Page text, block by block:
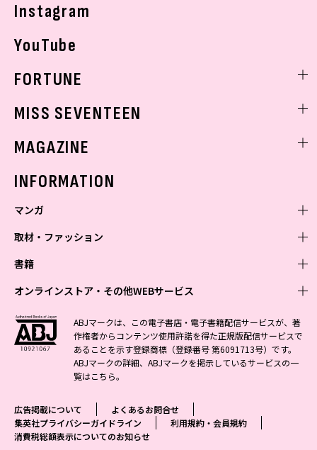
Instagram
YouTube
FORTUNE
MISS SEVENTEEN
MAGAZINE
INFORMATION
マンガ
少年マンガ
Vジャンプ
最強ジャンプ
少年ジャンプ+
ジャンプTOON
ジャンプルーキー！
S-MANGA
青年マンガ
ZEBRACK
S-MANGA
集英社ジャンプリミックス
週刊ヤングジャンプ
ヤングジャンプ定期購読デジタル
少女マンガ
ZEBRACK
S-MANGA
集英社コミック文庫
マーガレット
別冊マーガレット
女性マンガ
ジャンプTOON
集英社コミック文庫
マンガMee公式サイト
リマコミ
取材・ファッション
ファッション・美容
BAILA
MAQUIA
eclat
T JAPAN
芸能・情報・スポーツ
週プレNEWS
週プレ グラジャパ!
書籍
文芸・文庫・総合
小説すばる
集英社 文芸ステーション
web 集英社文庫
アジア人物史
学芸・ノンフィクション・新書
1日5分で、明日は変わる よみタイ yomitai
集英社学芸部 - 学芸・ノンフィクション
集英社ビジネス書
集英社新書プラス - 知の水先案内人
kotoba
ライトノベル・ノベライズ
集英社オレンジ文庫
ダッシュエックス文庫公式サイト
集英社Webマガジン コバルト
集英社の児童図書 S-KIDS.LAND
オンラインストア・その他WEBサービス
オンラインストア
OTO
SHUEISHA MANGA-ART HERITAGE
ジャンプキャラクターズストア
HAPPY PLUS STORE
SHUEISHA VOX
LEEマルシェ
その他WEBサービス
集英社アドナビ
ABJマークは、この電子書店・電子書籍配信サービスが、著
作権者からコンテンツ使用許諾を得た正規版配信サービスで
あることを示す登録商標（登録番号 第6091713号）です。
ABJマークの詳細、ABJマークを掲示しているサービスの一
覧はこちら。
広告掲載について
よくあるお問合せ
集英社プライバシーガイドライン
利用規約・会員規約
消費税総額表示についてのお知らせ